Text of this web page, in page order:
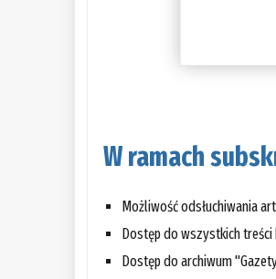
W ramach
Możliwość odsłuchiwania
Dostęp do wszystkich
Dostęp do archiwum